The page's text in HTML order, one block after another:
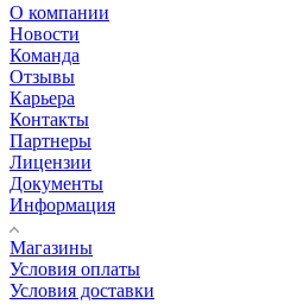
О компании
Новости
Команда
Отзывы
Карьера
Контакты
Партнеры
Лицензии
Документы
Информация
Магазины
Условия оплаты
Условия доставки